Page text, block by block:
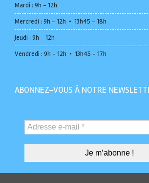
Mardi : 9h - 12h
Mercredi : 9h - 12h • 13h45 - 18h
Jeudi : 9h - 12h
Vendredi : 9h - 12h • 13h45 - 17h
ABONNEZ-VOUS À NOTRE